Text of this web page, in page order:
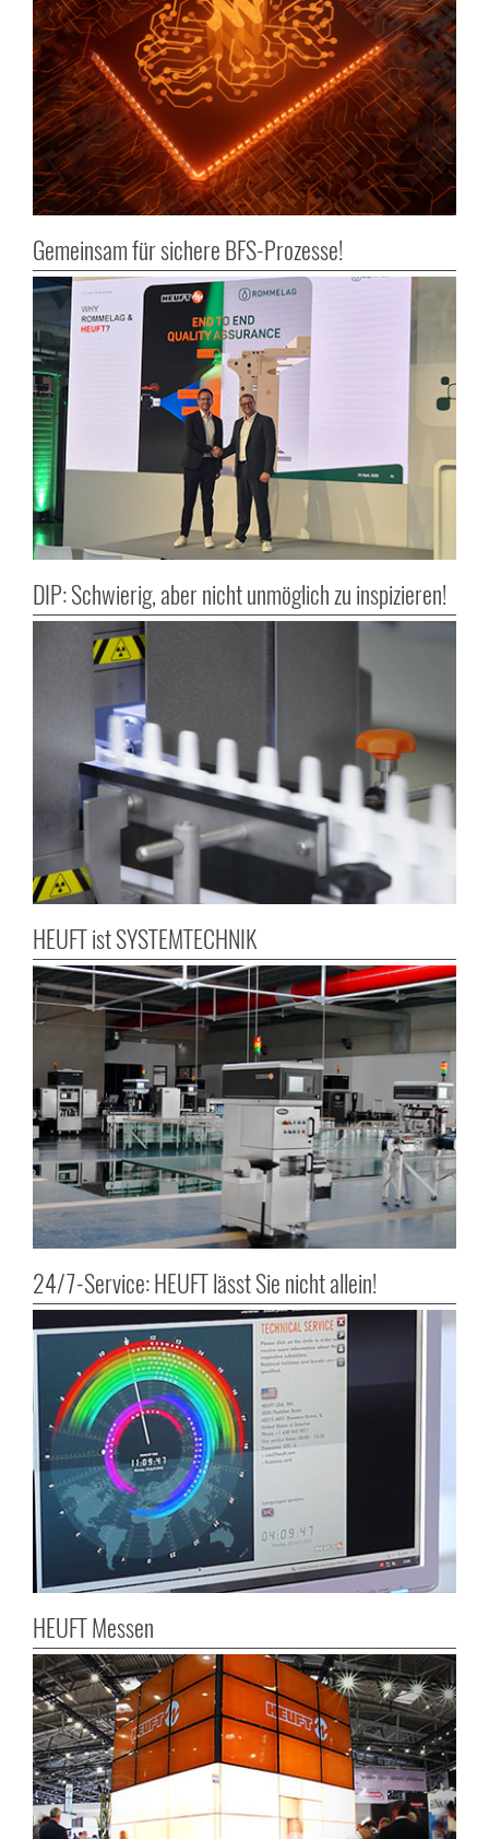
Gemeinsam für sichere BFS-Prozesse!
DIP: Schwierig, aber nicht unmöglich zu inspizieren!
HEUFT ist SYSTEMTECHNIK
24/7-Service: HEUFT lässt Sie nicht allein!
HEUFT Messen